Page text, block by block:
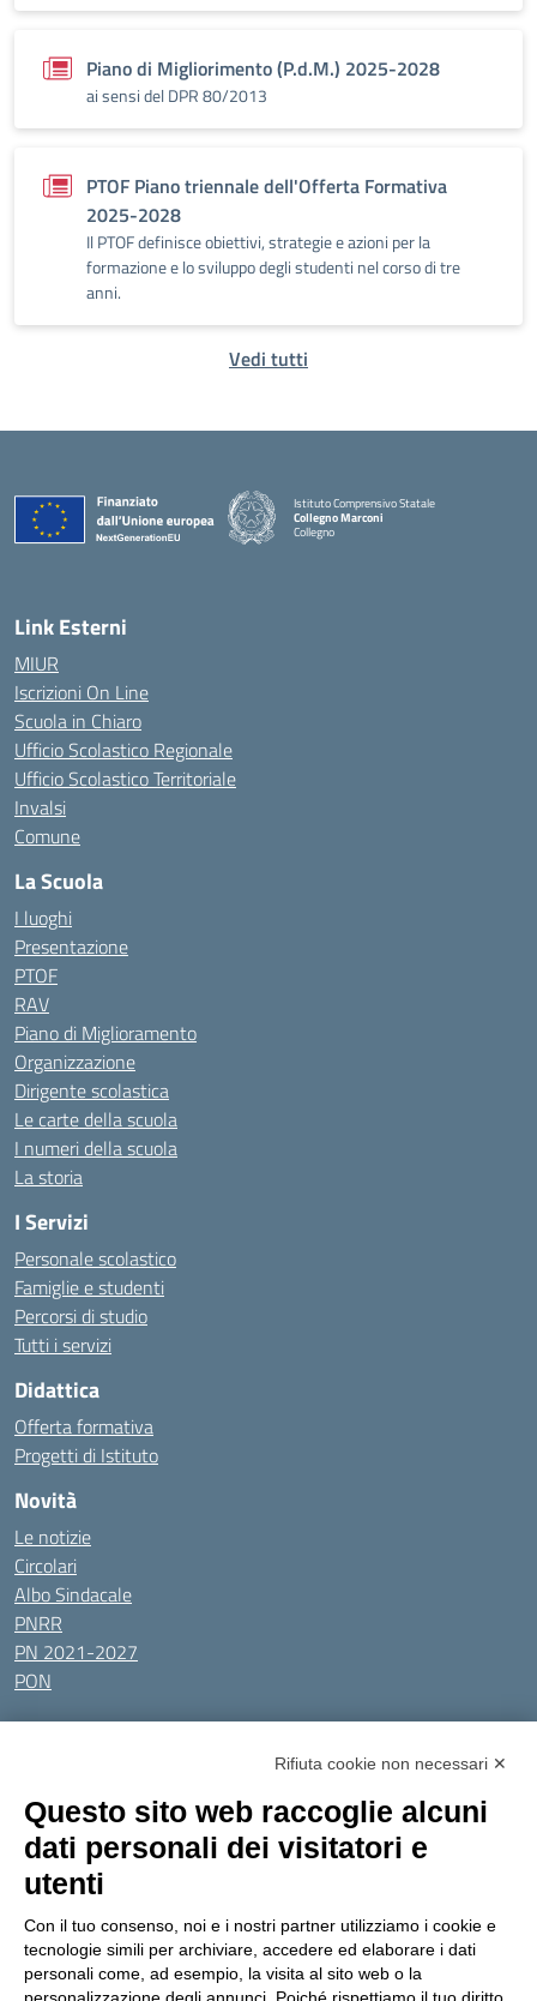
Piano di Migliorimento (P.d.M.) 2025-2028
ai sensi del DPR 80/2013
PTOF Piano triennale dell'Offerta Formativa
2025-2028
Il PTOF definisce obiettivi, strategie e azioni per la
formazione e lo sviluppo degli studenti nel corso di tre
anni.
Vedi tutti
Istituto Comprensivo Statale
Collegno Marconi
Collegno
Link Esterni
MIUR
Iscrizioni On Line
Scuola in Chiaro
Ufficio Scolastico Regionale
Ufficio Scolastico Territoriale
Invalsi
Comune
La Scuola
I luoghi
Presentazione
PTOF
RAV
Piano di Miglioramento
Organizzazione
Dirigente scolastica
Le carte della scuola
I numeri della scuola
La storia
I Servizi
Personale scolastico
Famiglie e studenti
Percorsi di studio
Tutti i servizi
Didattica
Offerta formativa
Progetti di Istituto
Novità
Le notizie
Circolari
Albo Sindacale
PNRR
PN 2021-2027
PON
Tutti gli argomenti
Amministrazione Trasparente
Privacy Policy
Dichiarazione di accessibilitàObiettivi di accessibilità
Seguici su:
Indirizzo:Via Gaetano Donizetti 30, Collegno
Centralino:0114053925 Email: toic8cg002@istruzione.it
Rifiuta cookie non necessari ✕
Questo sito web raccoglie alcuni
dati personali dei visitatori e
utenti
Con il tuo consenso, noi e i nostri partner utilizziamo i cookie e
tecnologie simili per archiviare, accedere ed elaborare i dati
personali come, ad esempio, la visita al sito web o la